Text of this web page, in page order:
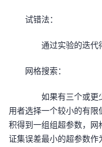
试错法：
通过实验的迭代
网格搜索：
如果有三个或更
用者选择一个较小的有
积得到一组组超参数，
证集误差最小的超参数